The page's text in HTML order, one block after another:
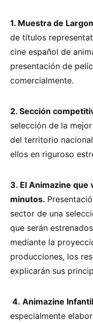
1. Muestra de
de títulos
cine español de
presentación de
comercialmente.
2. Sección
selección de la
del territorio
ellos en riguroso
3. El Animazine que
minutos.
sector de una
que serán
mediante la
producciones, los
explicarán sus
4. Animazine
especialmente